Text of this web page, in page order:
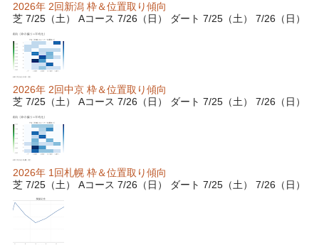
2026年 2回新潟 枠＆位置取り傾向
芝 7/25（土） Aコース 7/26（日） ダート 7/25（土） 7/26（日）
2026年 2回中京 枠＆位置取り傾向
芝 7/25（土） Aコース 7/26（日） ダート 7/25（土） 7/26（日）
2026年 1回札幌 枠＆位置取り傾向
芝 7/25（土） Aコース 7/26（日） ダート 7/25（土） 7/26（日）